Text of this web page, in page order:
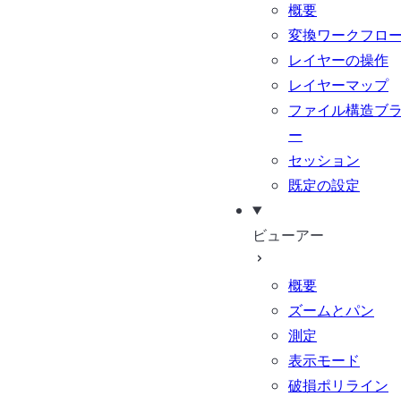
概要
変換ワークフロ
レイヤーの操作
レイヤーマップ
ファイル構造ブ
ー
セッション
既定の設定
ビューアー
概要
ズームとパン
測定
表示モード
破損ポリライン